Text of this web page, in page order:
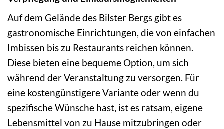
Auf dem Gelände des Bilster Bergs gibt es
gastronomische Einrichtungen, die von einfachen
Imbissen bis zu Restaurants reichen können.
Diese bieten eine bequeme Option, um sich
während der Veranstaltung zu versorgen. Für
eine kostengünstigere Variante oder wenn du
spezifische Wünsche hast, ist es ratsam, eigene
Lebensmittel von zu Hause mitzubringen oder